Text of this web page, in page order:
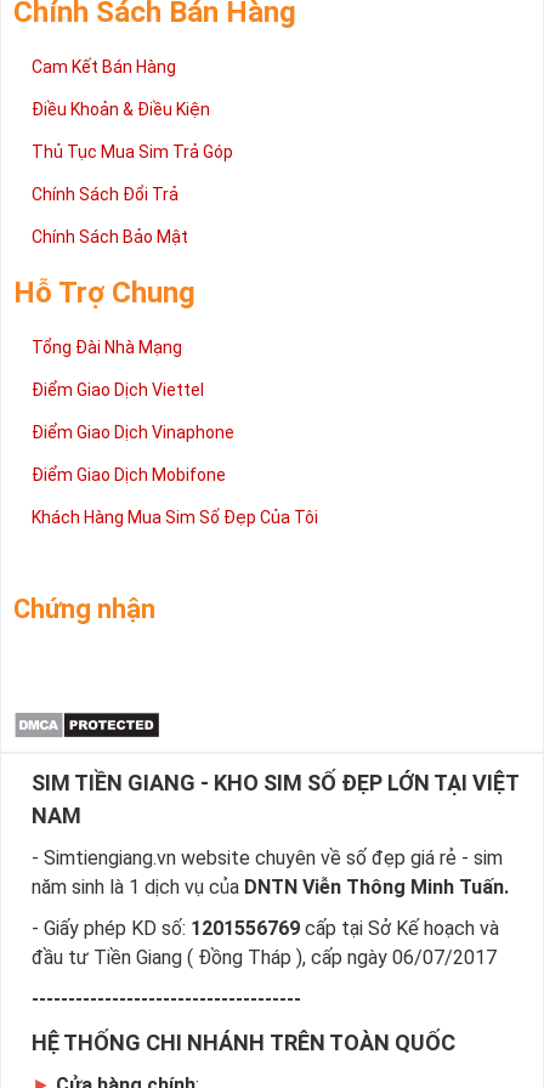
Chính Sách Bán Hàng
Cam Kết Bán Hàng
Điều Khoản & Điều Kiện
Thủ Tục Mua Sim Trả Góp
Chính Sách Đổi Trả
Chính Sách Bảo Mật
Hỗ Trợ Chung
Tổng Đài Nhà Mạng
Điểm Giao Dịch Viettel
Điểm Giao Dịch Vinaphone
Điểm Giao Dịch Mobifone
Khách Hàng Mua Sim Số Đẹp Của Tôi
Chứng nhận
SIM TIỀN GIANG - KHO SIM SỐ ĐẸP LỚN TẠI VIỆT
NAM
- Simtiengiang.vn website chuyên về số đẹp giá rẻ - sim
năm sinh là 1 dịch vụ của DNTN Viễn Thông Minh Tuấn.
- Giấy phép KD số: 1201556769 cấp tại Sở Kế hoạch và
đầu tư Tiền Giang ( Đồng Tháp ), cấp ngày 06/07/2017
-------------------------------------
HỆ THỐNG CHI NHÁNH TRÊN TOÀN QUỐC